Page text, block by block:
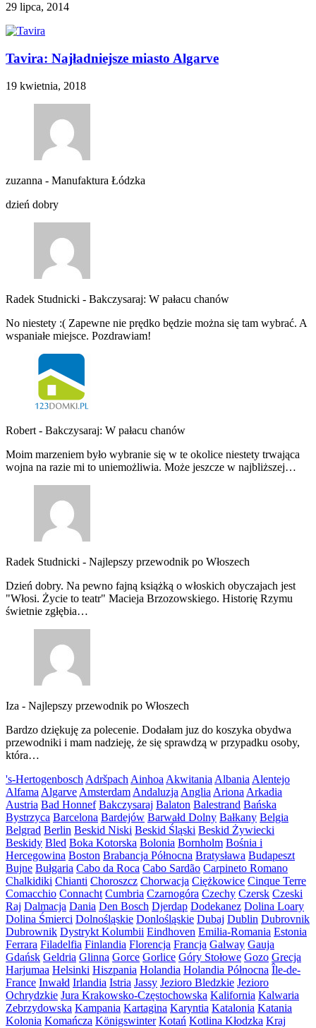
29 lipca, 2014
Tavira: Najładniejsze miasto Algarve
19 kwietnia, 2018
zuzanna - Manufaktura Łódzka
dzień dobry
Radek Studnicki - Bakczysaraj: W pałacu chanów
No niestety :( Zapewne nie prędko będzie można się tam wybrać. A
wspaniałe miejsce. Pozdrawiam!
Robert - Bakczysaraj: W pałacu chanów
Moim marzeniem było wybranie się w te okolice niestety trwająca
wojna na razie mi to uniemożliwia. Może jeszcze w najbliższej…
Radek Studnicki - Najlepszy przewodnik po Włoszech
Dzień dobry. Na pewno fajną książką o włoskich obyczajach jest
"Włosi. Życie to teatr" Macieja Brzozowskiego. Historię Rzymu
świetnie zgłębia…
Iza - Najlepszy przewodnik po Włoszech
Bardzo dziękuję za polecenie. Dodałam juz do koszyka obydwa
przewodniki i mam nadzieję, że się sprawdzą w przypadku osoby,
która…
's-Hertogenbosch Adršpach Ainhoa Akwitania Albania Alentejo
Alfama Algarve Amsterdam Andaluzja Anglia Ariona Arkadia
Austria Bad Honnef Bakczysaraj Balaton Balestrand Bańska
Bystrzyca Barcelona Bardejów Barwałd Dolny Bałkany Belgia
Belgrad Berlin Beskid Niski Beskid Śląski Beskid Żywiecki
Beskidy Bled Boka Kotorska Bolonia Bornholm Bośnia i
Hercegowina Boston Brabancja Północna Bratysława Budapeszt
Bujne Bułgaria Cabo da Roca Cabo Sardão Carpineto Romano
Chalkidiki Chianti Choroszcz Chorwacja Ciężkowice Cinque Terre
Comacchio Connacht Cumbria Czarnogóra Czechy Czersk Czeski
Raj Dalmacja Dania Den Bosch Djerdap Dodekanez Dolina Loary
Dolina Śmierci Dolnośląskie Donlośląskie Dubaj Dublin Dubrovnik
Dubrownik Dystrykt Kolumbii Eindhoven Emilia-Romania Estonia
Ferrara Filadelfia Finlandia Florencja Francja Galway Gauja
Gdańsk Geldria Glinna Gorce Gorlice Góry Stołowe Gozo Grecja
Harjumaa Helsinki Hiszpania Holandia Holandia Północna Île-de-
France Inwałd Irlandia Istria Jassy Jezioro Bledzkie Jezioro
Ochrydzkie Jura Krakowsko-Częstochowska Kalifornia Kalwaria
Zebrzydowska Kampania Kartagina Karyntia Katalonia Katania
Kolonia Komańcza Königswinter Kotań Kotlina Kłodzka Kraj